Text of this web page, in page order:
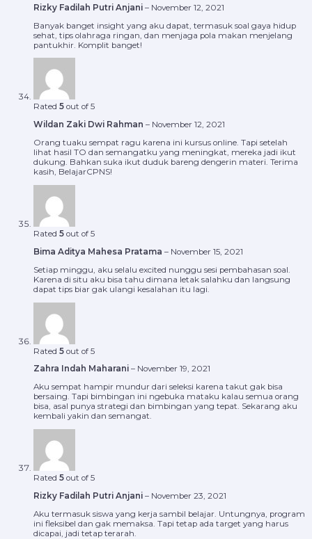
Rizky Fadilah Putri Anjani – November 12, 2021
Banyak banget insight yang aku dapat, termasuk soal gaya hidup
sehat, tips olahraga ringan, dan menjaga pola makan menjelang
pantukhir. Komplit banget!
Rated 5 out of 5
Wildan Zaki Dwi Rahman – November 12, 2021
Orang tuaku sempat ragu karena ini kursus online. Tapi setelah
lihat hasil TO dan semangatku yang meningkat, mereka jadi ikut
dukung. Bahkan suka ikut duduk bareng dengerin materi. Terima
kasih, BelajarCPNS!
Rated 5 out of 5
Bima Aditya Mahesa Pratama – November 15, 2021
Setiap minggu, aku selalu excited nunggu sesi pembahasan soal.
Karena di situ aku bisa tahu dimana letak salahku dan langsung
dapat tips biar gak ulangi kesalahan itu lagi.
Rated 5 out of 5
Zahra Indah Maharani – November 19, 2021
Aku sempat hampir mundur dari seleksi karena takut gak bisa
bersaing. Tapi bimbingan ini ngebuka mataku kalau semua orang
bisa, asal punya strategi dan bimbingan yang tepat. Sekarang aku
kembali yakin dan semangat.
Rated 5 out of 5
Rizky Fadilah Putri Anjani – November 23, 2021
Aku termasuk siswa yang kerja sambil belajar. Untungnya, program
ini fleksibel dan gak memaksa. Tapi tetap ada target yang harus
dicapai, jadi tetap terarah.